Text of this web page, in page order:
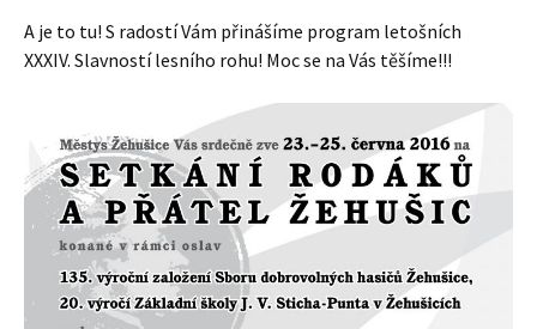
A je to tu! S radostí Vám přinášíme program letošních
XXXIV. Slavností lesního rohu! Moc se na Vás těšíme!!!